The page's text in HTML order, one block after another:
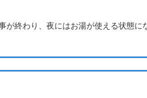
終わり、夜にはお湯が使える状態に